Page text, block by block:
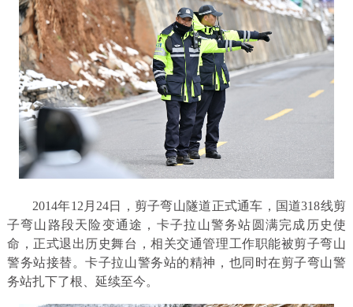
2014年12月24日，剪子弯山隧道正式通车，国道318线剪
子弯山路段天险变通途，卡子拉山警务站圆满完成历史使
命，正式退出历史舞台，相关交通管理工作职能被剪子弯山
警务站接替。卡子拉山警务站的精神，也同时在剪子弯山警
务站扎下了根、延续至今。